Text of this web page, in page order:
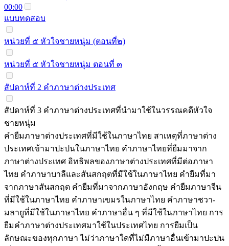
00:00
แบบทดสอบ
หน่วยที่ ๕ หัวใจชายหนุ่ม (ตอนที่๒)
หน่วยที่ ๕ หัวใจชายหนุ่ม ตอนที่ ๓
สัปดาห์ที่ 2 คำภาษาต่างประเทศ
สัปดาห์ที่ 3 คำภาษาต่างประเทศที่นำมาใช้ในวรรณคดีหัวใจ
ชายหนุ่ม
คำยืมภาษาต่างประเทศที่มีใช้ในภาษาไทย สาเหตุที่ภาษาต่าง
ประเทศเข้ามาปะปนในภาษาไทย คำภาษาไทยที่ยืมมาจาก
ภาษาต่างประเทศ อิทธิพลของภาษาต่างประเทศที่มีต่อภาษา
ไทย คำภาษาบาลีและสันสกฤตที่มีใช้ในภาษาไทย คำยืมที่มา
จากภาษาสันสกฤต คำยืมที่มาจากภาษาอังกฤษ คำยืมภาษาจีน
ที่มีใช้ในภาษาไทย คำภาษาเขมรในภาษาไทย คำภาษาชวา-
มลายูที่มีใช้ในภาษาไทย คำภาษาอื่น ๆ ที่มีใช้ในภาษาไทย การ
ยืมคำภาษาต่างประเทศมาใช้ในประเทศไทย การยืมเป็น
ลักษณะของทุกภาษา ไม่ว่าภาษาใดที่ไม่มีภาษาอื่นเข้ามาปะปน